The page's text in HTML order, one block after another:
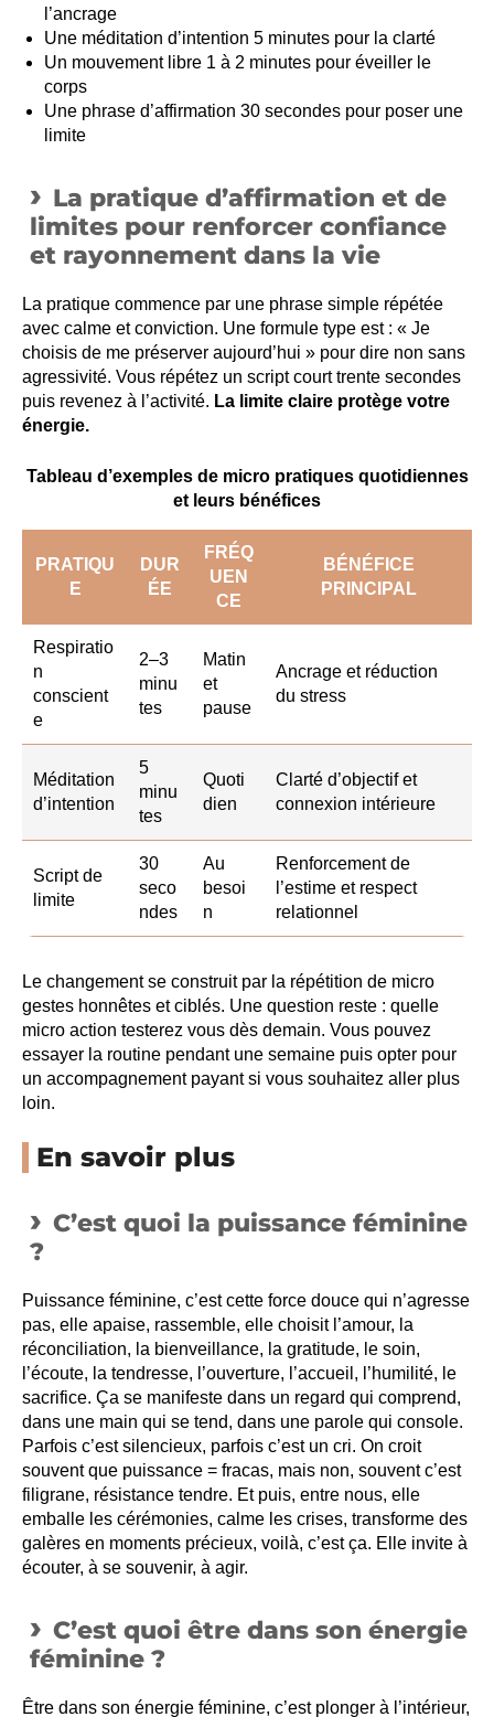
l’ancrage
Une méditation d’intention 5 minutes pour la clarté
Un mouvement libre 1 à 2 minutes pour éveiller le
corps
Une phrase d’affirmation 30 secondes pour poser une
limite
La pratique d’affirmation et de
limites pour renforcer confiance
et rayonnement dans la vie
La pratique commence par une phrase simple répétée
avec calme et conviction. Une formule type est : « Je
choisis de me préserver aujourd’hui » pour dire non sans
agressivité. Vous répétez un script court trente secondes
puis revenez à l’activité. La limite claire protège votre
énergie.
Tableau d’exemples de micro pratiques quotidiennes
et leurs bénéfices
PRATIQU
E
DUR
ÉE
FRÉQ
UEN
CE
BÉNÉFICE
PRINCIPAL
Respiratio
n
conscient
e
2–3
minu
tes
Matin
et
pause
Ancrage et réduction
du stress
Méditation
d’intention
5
minu
tes
Quoti
dien
Clarté d’objectif et
connexion intérieure
Script de
limite
30
seco
ndes
Au
besoi
n
Renforcement de
l’estime et respect
relationnel
Le changement se construit par la répétition de micro
gestes honnêtes et ciblés. Une question reste : quelle
micro action testerez vous dès demain. Vous pouvez
essayer la routine pendant une semaine puis opter pour
un accompagnement payant si vous souhaitez aller plus
loin.
En savoir plus
C’est quoi la puissance féminine
?
Puissance féminine, c’est cette force douce qui n’agresse
pas, elle apaise, rassemble, elle choisit l’amour, la
réconciliation, la bienveillance, la gratitude, le soin,
l’écoute, la tendresse, l’ouverture, l’accueil, l’humilité, le
sacrifice. Ça se manifeste dans un regard qui comprend,
dans une main qui se tend, dans une parole qui console.
Parfois c’est silencieux, parfois c’est un cri. On croit
souvent que puissance = fracas, mais non, souvent c’est
filigrane, résistance tendre. Et puis, entre nous, elle
emballe les cérémonies, calme les crises, transforme des
galères en moments précieux, voilà, c’est ça. Elle invite à
écouter, à se souvenir, à agir.
C’est quoi être dans son énergie
féminine ?
Être dans son énergie féminine, c’est plonger à l’intérieur,